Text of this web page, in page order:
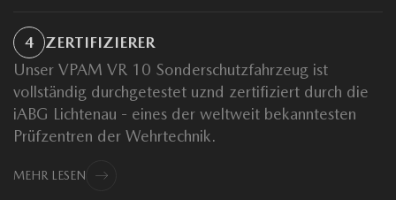
4
ZERTIFIZIERER
Unser VPAM VR 10 Sonderschutzfahrzeug ist
vollständig durchgetestet uznd zertifiziert durch die
iABG Lichtenau - eines der weltweit bekanntesten
Prüfzentren der Wehrtechnik.
MEHR LESEN